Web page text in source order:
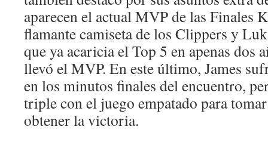
aparecen el actual MVP de las Finales
flamante camiseta de los Clippers y
que ya acaricia el Top 5 en apenas dos
llevó el MVP. En este último, James
en los minutos finales del encuentro,
triple con el juego empatado para
obtener la victoria.